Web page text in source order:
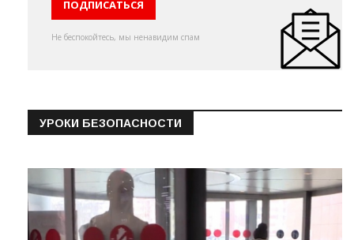
Не беспокойтесь, мы ненавидим спам
УРОКИ БЕЗОПАСНОСТИ